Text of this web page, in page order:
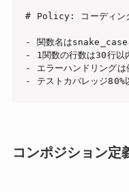
# Policy: コーディン
- 関数名はsnake_case
- 1関数の行数は30行以
- エラーハンドリングは
コンポジション定